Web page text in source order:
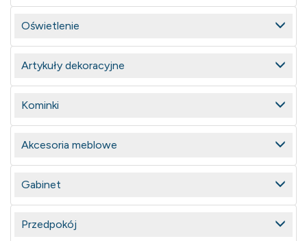
Oświetlenie
Artykuły dekoracyjne
Kominki
Akcesoria meblowe
Gabinet
Przedpokój